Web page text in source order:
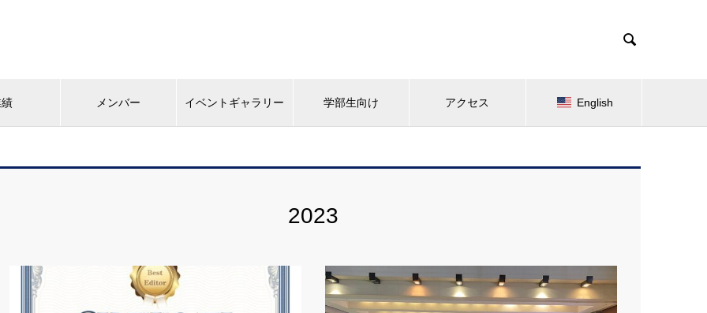

メンバー イベントギャラリー 学部生向け アクセス English
2023